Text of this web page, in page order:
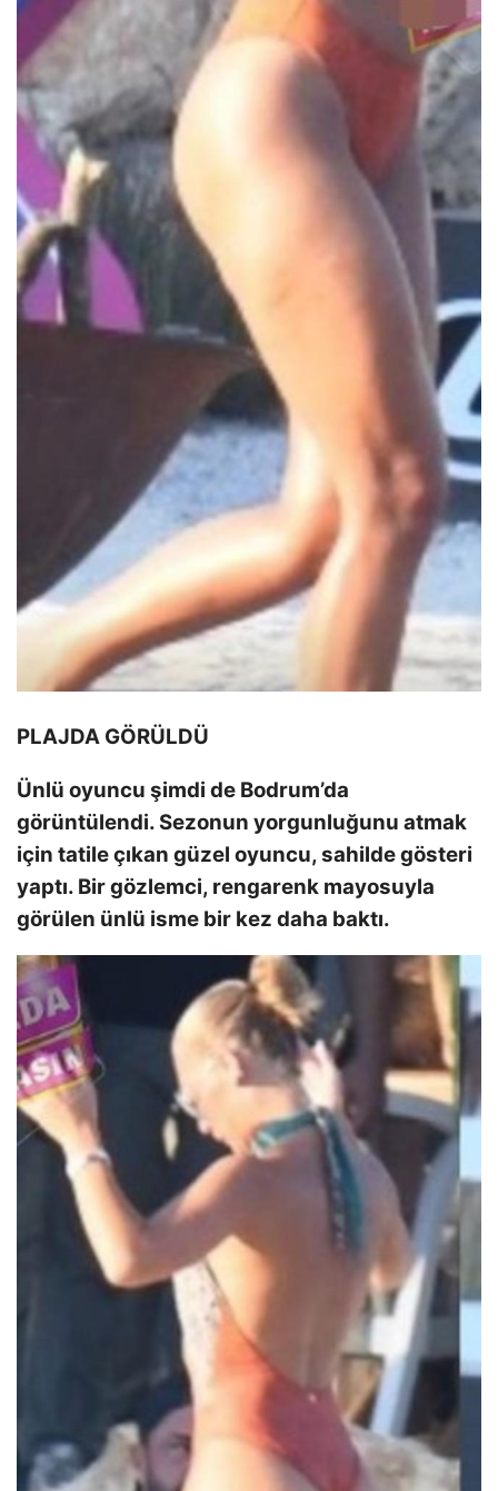
PLAJDA GÖRÜLDÜ
Ünlü oyuncu şimdi de Bodrum’da
görüntülendi. Sezonun yorgunluğunu atmak
için tatile çıkan güzel oyuncu, sahilde gösteri
yaptı. Bir gözlemci, rengarenk mayosuyla
görülen ünlü isme bir kez daha baktı.